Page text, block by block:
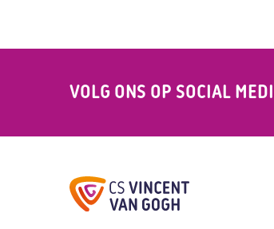
VOLG ONS OP SOCIAL